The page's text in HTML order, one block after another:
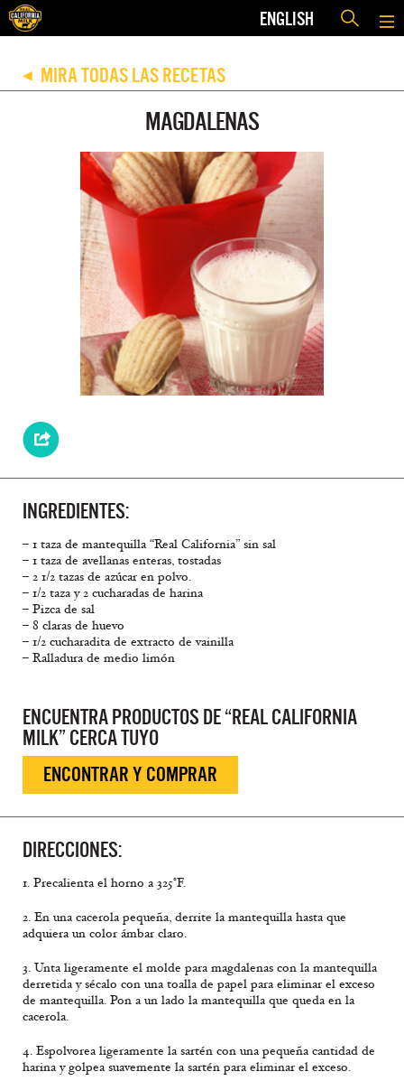
ENGLISH
◀ MIRA TODAS LAS RECETAS
MAGDALENAS
INGREDIENTES:
– 1 taza de mantequilla “Real California” sin sal
– 1 taza de avellanas enteras, tostadas
– 2 1/2 tazas de azúcar en polvo.
– 1/2 taza y 2 cucharadas de harina
– Pizca de sal
– 8 claras de huevo
– 1/2 cucharadita de extracto de vainilla
– Ralladura de medio limón
ENCUENTRA PRODUCTOS DE “REAL CALIFORNIA
MILK” CERCA TUYO
ENCONTRAR Y COMPRAR
DIRECCIONES:
1. Precalienta el horno a 325°F.
2. En una cacerola pequeña, derrite la mantequilla hasta que
adquiera un color ámbar claro.
3. Unta ligeramente el molde para magdalenas con la mantequilla
derretida y sécalo con una toalla de papel para eliminar el exceso
de mantequilla. Pon a un lado la mantequilla que queda en la
cacerola.
4. Espolvorea ligeramente la sartén con una pequeña cantidad de
harina y golpea suavemente la sartén para eliminar el exceso.